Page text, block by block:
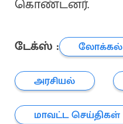
கொண்டனர்.
டேக்ஸ் :
லோக்கல்
அரசியல்
மாவட்ட செய்திகள்